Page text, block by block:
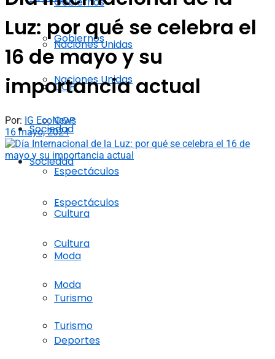
Naciones Unidas
COP
Sociedad
Espectáculos
Cultura
Moda
Turismo
Deportes
Gobiernos
Naciones Unidas
COP
Sociedad
Espectáculos
Cultura
Moda
Turismo
Luz: por qué se celebra el
16 de mayo y su
importancia actual
Por: IG EcoNews
16 mayo, 2024